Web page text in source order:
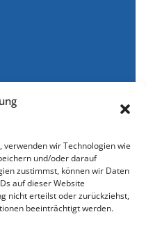
wir Technologien wie
und/oder darauf
zustimmst, können wir Daten
auf dieser Website
nicht erteilst oder zurückziehst,
beeinträchtigt werden.